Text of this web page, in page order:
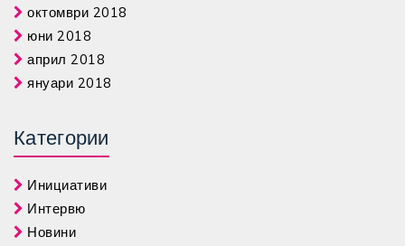
октомври 2018
юни 2018
април 2018
януари 2018
Категории
Инициативи
Интервю
Новини